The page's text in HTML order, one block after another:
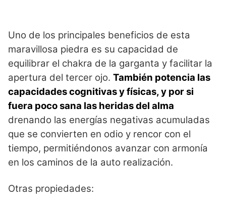
Uno de los principales beneficios de esta
maravillosa piedra es su capacidad de
equilibrar el chakra de la garganta y facilitar la
apertura del tercer ojo. También potencia las
capacidades cognitivas y físicas, y por si
fuera poco sana las heridas del alma
drenando las energías negativas acumuladas
que se convierten en odio y rencor con el
tiempo, permitiéndonos avanzar con armonía
en los caminos de la auto realización.
Otras propiedades: